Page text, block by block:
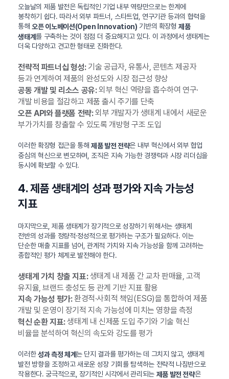
오늘날의 제품 발전은 독립적인 기업 내부 역량만으로는 한계에
봉착하기 쉽다. 따라서 외부 파트너, 스타트업, 연구기관 등과의 협력을
통해 오픈 이노베이션(Open Innovation) 기반의 확장형제품
생태계를 구축하는 것이 점점 더 중요해지고 있다. 이 과정에서 생태계는
더욱 다양하고 견고한 형태로 진화한다.
전략적 파트너십 형성:기술 공급자, 유통사, 콘텐츠 제공자
등과 연계하여 제품의 완성도와 시장 접근성 향상
공동 개발 및 리소스 공유:외부 혁신 역량을 흡수하여 연구·
개발 비용을 절감하고 제품 출시 주기를 단축
오픈 API와 플랫폼 전략:외부 개발자가 생태계 내에서 새로운
부가가치를 창출할 수 있도록 개방형 구조 도입
이러한 확장형 접근을 통해제품 발전 전략은 내부 혁신에서 외부 협업
중심의 혁신으로 변모하며, 조직은 지속 가능한 경쟁력과 시장 리더십을
동시에 확보할 수 있다.
4. 제품 생태계의 성과 평가와 지속 가능성
지표
마지막으로, 제품 생태계가 장기적으로 성장하기 위해서는 생태계
전반의 성과를 정량적·정성적으로 평가하는 구조가 필요하다. 이는
단순한 매출 지표를 넘어, 관계적 가치와 지속 가능성을 함께 고려하는
종합적인 평가 체계로 발전해야 한다.
생태계 가치 창출 지표:생태계 내 제품 간 교차 판매율, 고객
유지율, 브랜드 충성도 등 관계 기반 지표 활용
지속 가능성 평가:환경적·사회적 책임(ESG)을 통합하여 제품
개발 및 운영이 장기적 지속 가능성에 미치는 영향을 측정
혁신 순환 지표:생태계 내 신제품 도입 주기와 기술 혁신
비율을 분석하여 혁신의 속도와 강도를 평가
이러한성과 측정 체계는 단지 결과를 평가하는 데 그치지 않고, 생태계
발전 방향을 조정하고 새로운 성장 기회를 탐색하는 전략적 나침반으로
작용한다. 궁극적으로, 장기적인 시각에서 관리되는 제품 발전 전략은